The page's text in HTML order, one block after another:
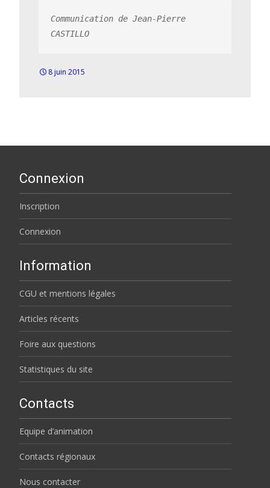
Communication de Jean-Pierre
CASTILLO
8 juin 2015
Connexion
Inscription
Connexion
Information
CGU et mentions légales
Articles récents
Foire aux questions
Statistiques du site
Contacts
Equipe d’animation
Contacts régionaux
Nous contacter